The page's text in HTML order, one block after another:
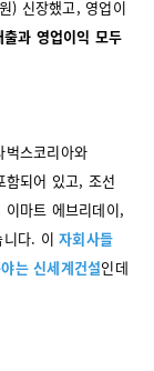
) 신장했고, 영업이
출과 영업이익 모두
스코리아와
함되어 있고, 조선
마트 에브리데이,
니다. 이자회사들
는 신세계건설인데